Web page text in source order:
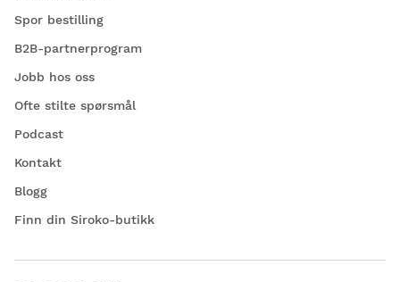
Spor bestilling
B2B-partnerprogram
Jobb hos oss
Ofte stilte spørsmål
Podcast
Kontakt
Blogg
Finn din Siroko-butikk